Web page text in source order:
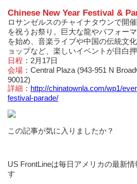
Chinese New Year Festival &
ロサンゼルスのチャイナタウンで開
を祝うお祭り。巨大な龍やパフォー
を始め、音楽ライブや中国の伝統文
ョップなど、楽しいイベントが目白押
日程 ：2月17日
会場 ：Central Plaza (943-951 N
90012)
詳細 ： http://chinatownla.com/wp1/
festival-parade/
この記事が気に入りましたか？
US FrontLineは毎日アメリカの最新
す